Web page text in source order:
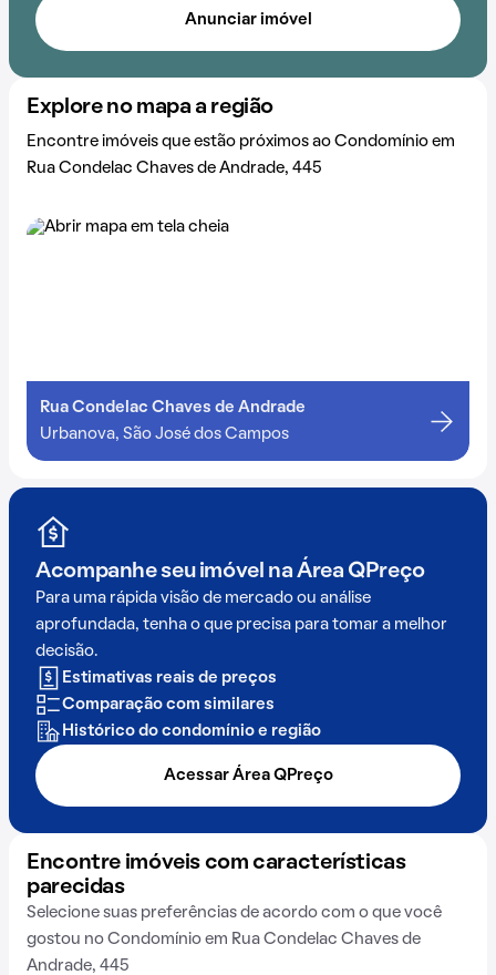
Anunciar imóvel
Explore no mapa a região
Encontre imóveis que estão próximos ao Condomínio em
Rua Condelac Chaves de Andrade, 445
Rua Condelac Chaves de Andrade
Urbanova, São José dos Campos
Acompanhe seu imóvel na Área QPreço
Para uma rápida visão de mercado ou análise
aprofundada, tenha o que precisa para tomar a melhor
decisão.
Estimativas reais de preços
Comparação com similares
Histórico do condomínio e região
Acessar Área QPreço
Encontre imóveis com características
parecidas
Selecione suas preferências de acordo com o que você
gostou no Condomínio em Rua Condelac Chaves de
Andrade, 445